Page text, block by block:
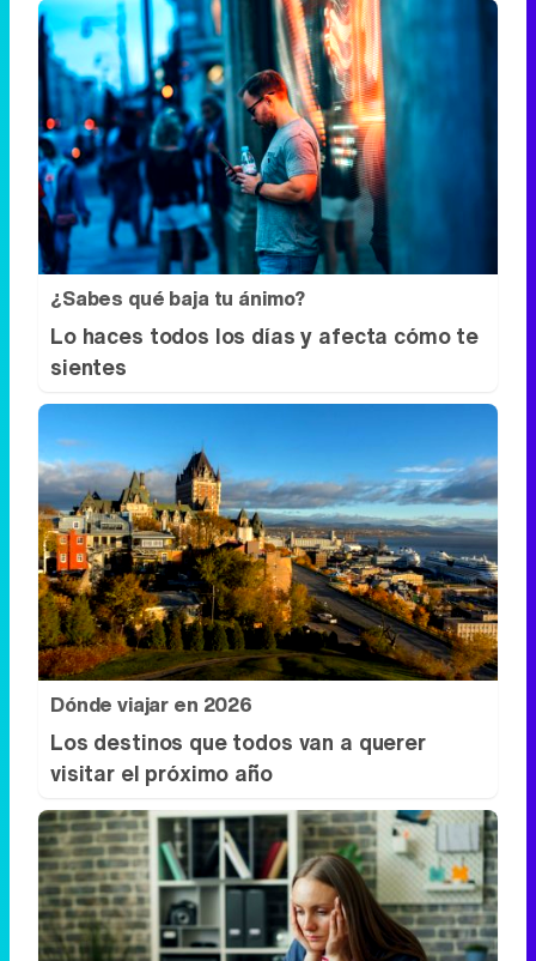
¿Sabes qué baja tu ánimo?
Lo haces todos los días y afecta cómo te
sientes
Dónde viajar en 2026
Los destinos que todos van a querer
visitar el próximo año